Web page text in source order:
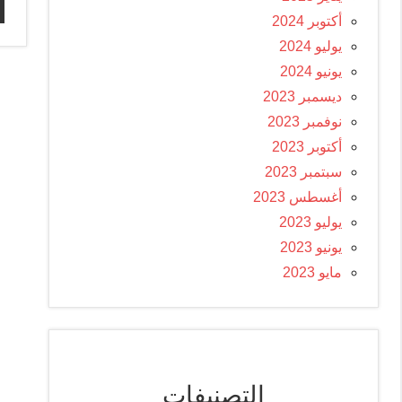
أكتوبر 2024
يوليو 2024
يونيو 2024
ديسمبر 2023
نوفمبر 2023
أكتوبر 2023
سبتمبر 2023
أغسطس 2023
يوليو 2023
يونيو 2023
مايو 2023
التصنيفات